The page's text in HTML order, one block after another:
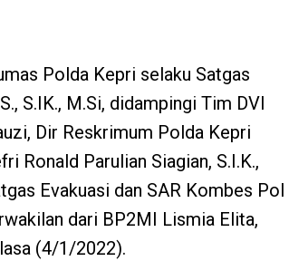
Polda Kepri selaku Satgas
S.IK., M.Si, didampingi Tim DVI
Dir Reskrimum Polda Kepri
Ronald Parulian Siagian, S.I.K.,
Evakuasi dan SAR Kombes Pol
dari BP2MI Lismia Elita,
(4/1/2022).